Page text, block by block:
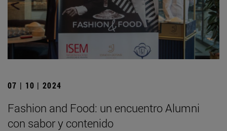
07 | 10 | 2024
Fashion and Food: un encuentro Alumni
con sabor y contenido